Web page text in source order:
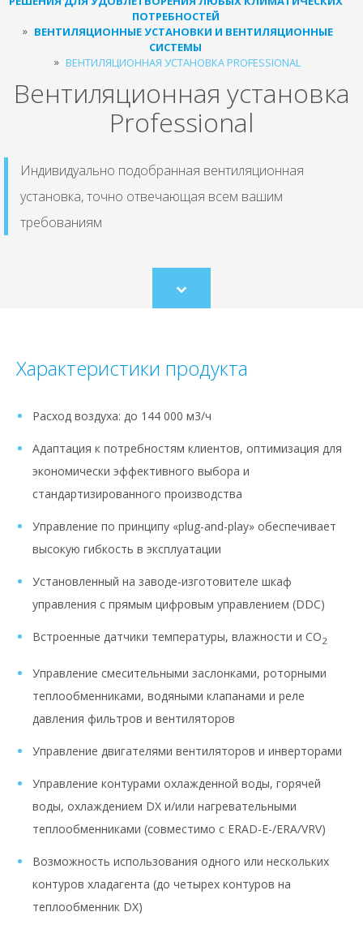
ПОТРЕБНОСТЕЙ
ВЕНТИЛЯЦИОННЫЕ УСТАНОВКИ И ВЕНТИЛЯЦИОННЫЕ
СИСТЕМЫ
ВЕНТИЛЯЦИОННАЯ УСТАНОВКА PROFESSIONAL
Вентиляционная установка
Professional
Индивидуально подобранная вентиляционная
установка, точно отвечающая всем вашим
требованиям
Scroll
to
Характеристики продукта
Расход воздуха: до 144 000 м3/ч
Адаптация к потребностям клиентов, оптимизация для
экономически эффективного выбора и
стандартизированного производства
Управление по принципу «plug-and-play» обеспечивает
высокую гибкость в эксплуатации
Установленный на заводе-изготовителе шкаф
управления с прямым цифровым управлением (DDC)
Встроенные датчики температуры, влажности и CO2
Управление смесительными заслонками, роторными
теплообменниками, водяными клапанами и реле
давления фильтров и вентиляторов
Управление двигателями вентиляторов и инверторами
Управление контурами охлажденной воды, горячей
воды, охлаждением DX и/или нагревательными
теплообменниками (совместимо с ERAD-E-/ERA/VRV)
Возможность использования одного или нескольких
контуров хладагента (до четырех контуров на
теплообменник DX)